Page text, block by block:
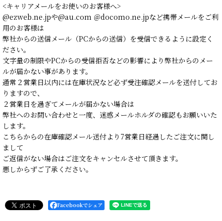
<キャリアメールをお使いのお客様へ>
@ezweb.ne.jpや@au.com ＠docomo.ne.jpなど携帯メールをご利
用のお客様は
弊社からの送信メール（PCからの送信）を受信できるように設定く
ださい。
文字量の制限やPCからの受信拒否などの影響により弊社からのメー
ルが届かない事があります。
通常２営業日以内には在庫状況など必ず受注確認メールを送付してお
りますので、
２営業日を過ぎてメールが届かない場合は
弊社へのお問い合わせと一度、迷惑メールホルダの確認もお願いいた
します。
こちらからの在庫確認メール送付より7営業日経過したご注文に関し
まして
ご返信がない場合はご注文をキャンセルさせて頂きます。
悪しからずご了承ください。
Facebookでシェア